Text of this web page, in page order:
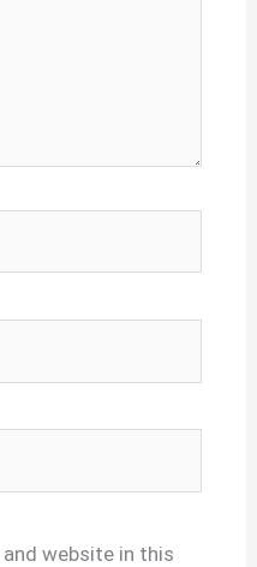
and website in this